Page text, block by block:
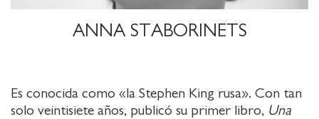
ANNA STABORINETS
Es conocida como «la Stephen King rusa». Con tan
solo veintisiete años, publicó su primer libro, Una